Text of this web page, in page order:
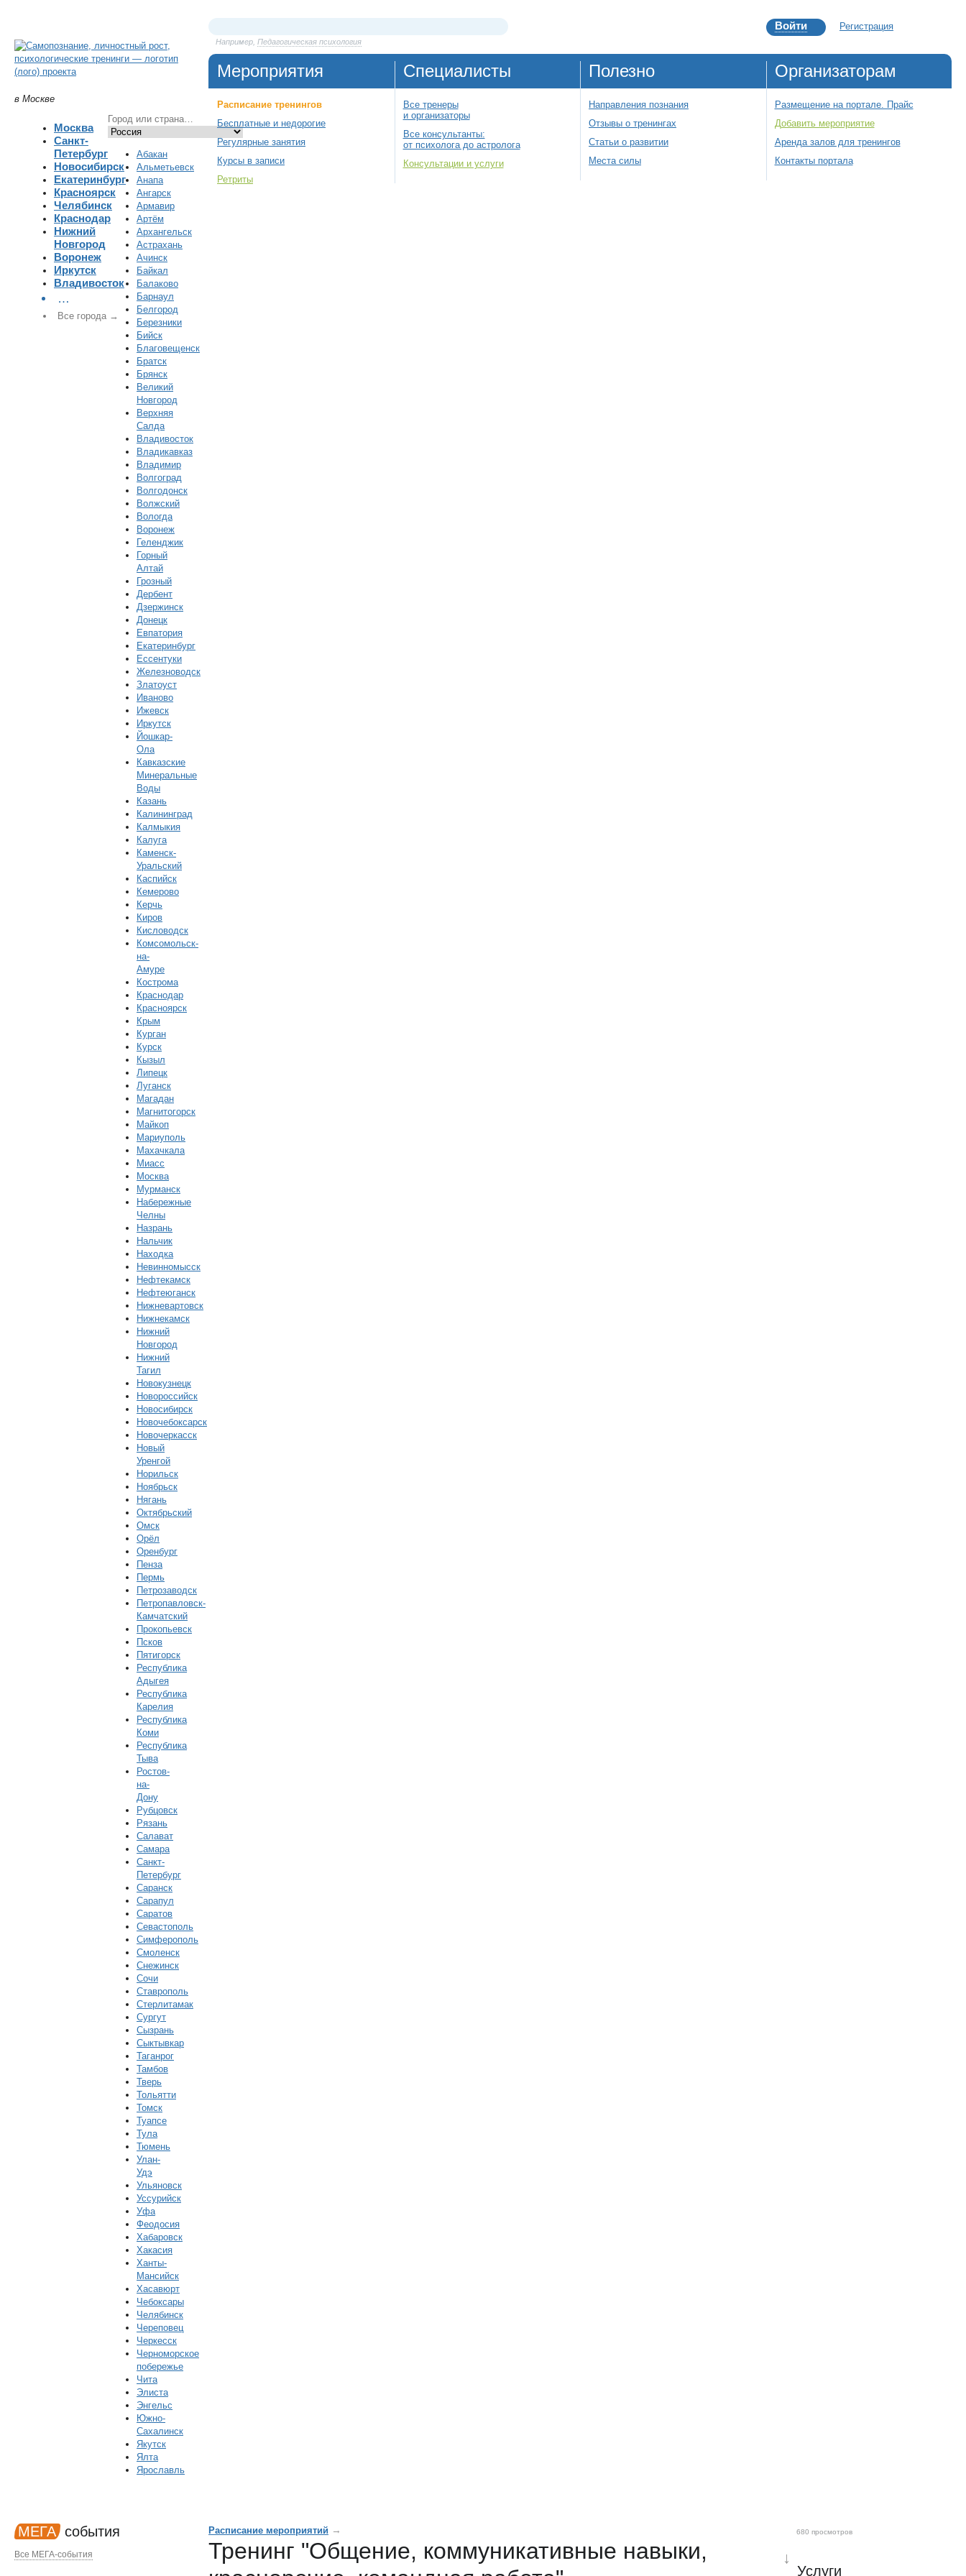
в Москве
Москва
Санкт-
Петербург
Новосибирск
Екатеринбург
Красноярск
Челябинск
Краснодар
Нижний
Новгород
Воронеж
Иркутск
Владивосток
…
Все города →
Абакан
Альметьевск
Анапа
Ангарск
Армавир
Артём
Архангельск
Астрахань
Ачинск
Байкал
Балаково
Барнаул
Белгород
Березники
Бийск
Благовещенск
Братск
Брянск
Великий
Новгород
Верхняя
Салда
Владивосток
Владикавказ
Владимир
Волгоград
Волгодонск
Волжский
Вологда
Воронеж
Геленджик
Горный
Алтай
Грозный
Дербент
Дзержинск
Донецк
Евпатория
Екатеринбург
Ессентуки
Железноводск
Златоуст
Иваново
Ижевск
Иркутск
Йошкар-
Ола
Кавказские
Минеральные
Воды
Казань
Калининград
Калмыкия
Калуга
Каменск-
Уральский
Каспийск
Кемерово
Керчь
Киров
Кисловодск
Комсомольск-
на-
Амуре
Кострома
Краснодар
Красноярск
Крым
Курган
Курск
Кызыл
Липецк
Луганск
Магадан
Магнитогорск
Майкоп
Мариуполь
Махачкала
Миасс
Москва
Мурманск
Набережные
Челны
Назрань
Нальчик
Находка
Невинномысск
Нефтекамск
Нефтеюганск
Нижневартовск
Нижнекамск
Нижний
Новгород
Нижний
Тагил
Новокузнецк
Новороссийск
Новосибирск
Новочебоксарск
Новочеркасск
Новый
Уренгой
Норильск
Ноябрьск
Нягань
Октябрьский
Омск
Орёл
Оренбург
Пенза
Пермь
Петрозаводск
Петропавловск-
Камчатский
Прокопьевск
Псков
Пятигорск
Республика
Адыгея
Республика
Карелия
Республика
Коми
Республика
Тыва
Ростов-
на-
Дону
Рубцовск
Рязань
Салават
Самара
Санкт-
Петербург
Саранск
Сарапул
Саратов
Севастополь
Симферополь
Смоленск
Снежинск
Сочи
Ставрополь
Стерлитамак
Сургут
Сызрань
Сыктывкар
Таганрог
Тамбов
Тверь
Тольятти
Томск
Туапсе
Тула
Тюмень
Улан-
Удэ
Ульяновск
Уссурийск
Уфа
Феодосия
Хабаровск
Хакасия
Ханты-
Мансийск
Хасавюрт
Чебоксары
Челябинск
Череповец
Черкесск
Черноморское
побережье
Чита
Элиста
Энгельс
Южно-
Сахалинск
Якутск
Ялта
Ярославль
Например, Педагогическая психология
Войти Регистрация
Мероприятия
Расписание тренингов
Бесплатные и недорогие
Регулярные занятия
Курсы в записи
Ретриты
Специалисты
Все тренеры
и организаторы
Все консультанты:
от психолога до астролога
Консультации и услуги
Полезно
Направления познания
Отзывы о тренингах
Статьи о развитии
Места силы
Организаторам
Размещение на портале. Прайс
Добавить мероприятие
Аренда залов для тренингов
Контакты портала
↓
Услуги
Расписание мероприятий →
Тренинг "Общение, коммуникативные навыки,
680 просмотров
МЕГА события
Все МЕГА-события